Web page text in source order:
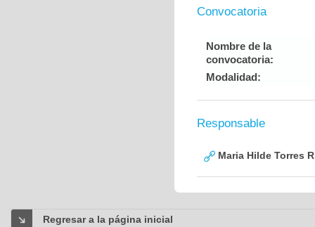
Convocatoria
Nombre de la
convocatoria:
Modalidad:
Responsable
Maria Hilde Torres
Regresar a la página inicial